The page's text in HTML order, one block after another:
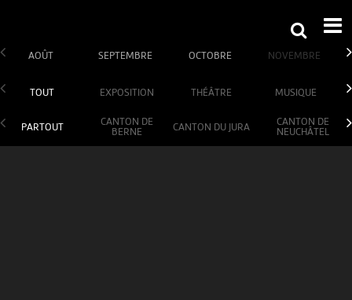
AOÛT SEPTEMBRE OCTOBRE NOVEMBRE
TOUT EXPOSITION THÉÂTRE MUSIQUE
PARTOUT
CANTON DE
BERNE
CANTON DU JURA
CANTON DE
NEUCHÂTEL